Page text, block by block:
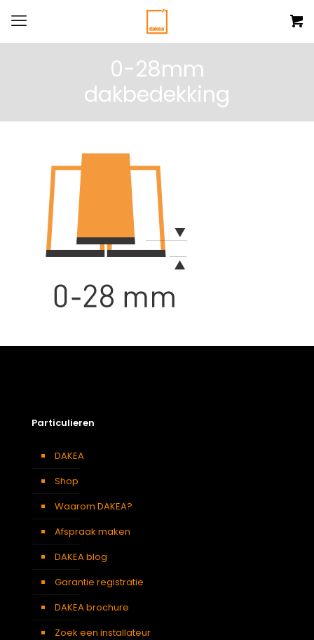
0-28mm
dakbedekking
Particulieren
DAKEA
Shop
Waarom DAKEA?
Afspraak maken
DAKEA blog
Garantie registratie
DAKEA brochure
Zoek een installateur